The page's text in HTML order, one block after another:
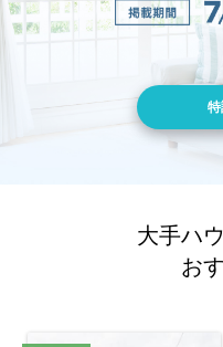
大手ハ
お